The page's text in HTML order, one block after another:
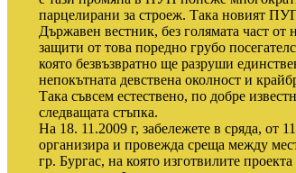
парцелирани за строеж. Така новият
Държавен вестник, без голямата част от
защити от това поредно грубо
която безвъзвратно ще разруши
непокътната девствена околност и
Така съвсем естествено, по добре
следващата стъпка.
На 18. 11.2009 г, забележете в сряда, от
организира и провежда среща между
гр. Бургас, на която изготвилите